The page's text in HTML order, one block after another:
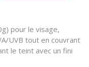
pour le visage,
UVB tout en couvrant
le teint avec un fini